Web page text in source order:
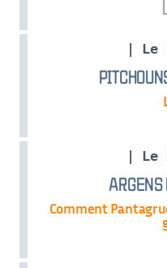
| Le
| Le
ARGENS
Comment